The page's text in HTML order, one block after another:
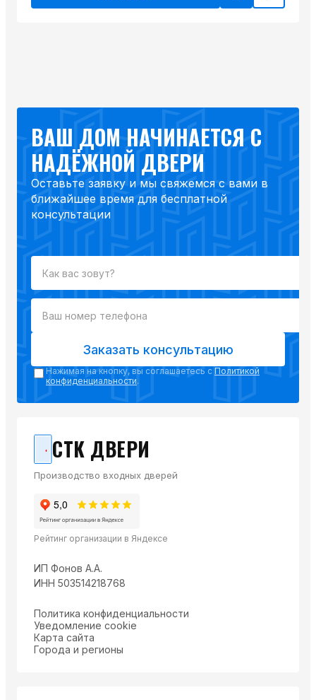
ВАШ ДОМ НАЧИНАЕТСЯ С
НАДЁЖНОЙ ДВЕРИ
Оставьте заявку и мы свяжемся с вами в
ближайшее время для бесплатной
консультации
Заказать консультацию
Нажимая на кнопку, вы соглашаетесь с Политикой
конфиденциальности.
СТК ДВЕРИ
Производство входных дверей
Рейтинг организации в Яндексе
ИП Фонов А.А.
ИНН 503514218768
Политика конфиденциальности
Уведомление cookie
Карта сайта
Города и регионы